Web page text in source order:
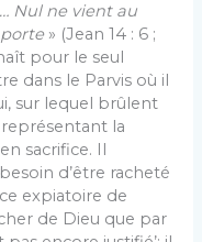
Nul ne vient au
porte» (Jean 14 : 6 ;
pour le seul
dans le Parvis où il
sur lequel brûlent
représentant la
sacrifice. Il
d’être racheté
expiatoire de
de Dieu que par